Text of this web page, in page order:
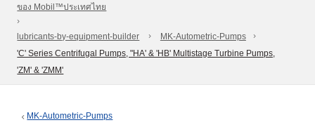
ของ Mobil™ประเทศไทย
lubricants-by-equipment-builder
MK-Autometric-Pumps
'C' Series Centrifugal Pumps, "HA' & 'HB' Multistage Turbine Pumps,
'ZM' & 'ZMM'
MK-Autometric-Pumps